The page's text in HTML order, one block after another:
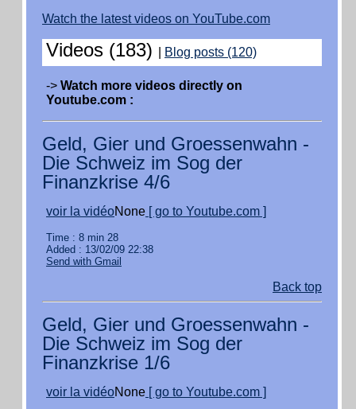
Watch the latest videos on YouTube.com
Videos (183) Blog posts (120)
-> Watch more videos directly on
Youtube.com :
Geld, Gier und Groessenwahn -
Die Schweiz im Sog der
Finanzkrise 4/6
voir la vidéoNone [ go to Youtube.com ]
Time : 8 min 28
Added : 13/02/09 22:38
Send with Gmail
Back top
Geld, Gier und Groessenwahn -
Die Schweiz im Sog der
Finanzkrise 1/6
voir la vidéoNone [ go to Youtube.com ]